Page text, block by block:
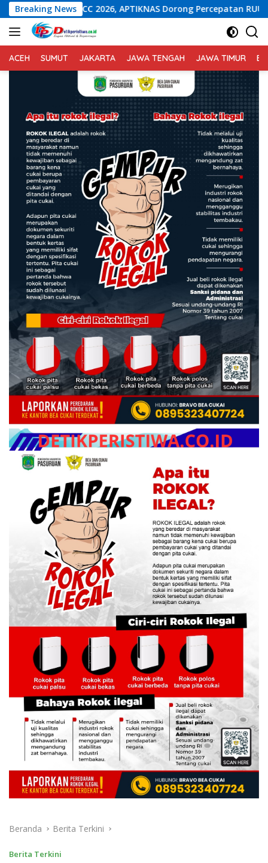
Langsung
ke
konten
Breaking News
APTIKNAS Dorong Percepatan RUU KKS untuk
ACEH SUMUT JAKARTA JAWA TENGAH JAWA TIMUR
Beranda Berita Terkini
Berita Terkini